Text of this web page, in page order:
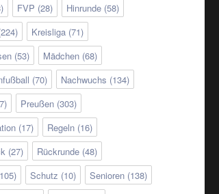
FVP (28) Hinrunde(58)
Kreisliga(71)
(53) Mädchen(68)
(70) Nachwuchs (134)
Preußen(303)
(17) Regeln(16)
(27) Rückrunde(48)
Schutz (10) Senioren(138)